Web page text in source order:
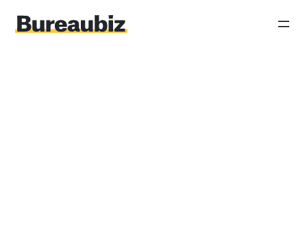
indhold